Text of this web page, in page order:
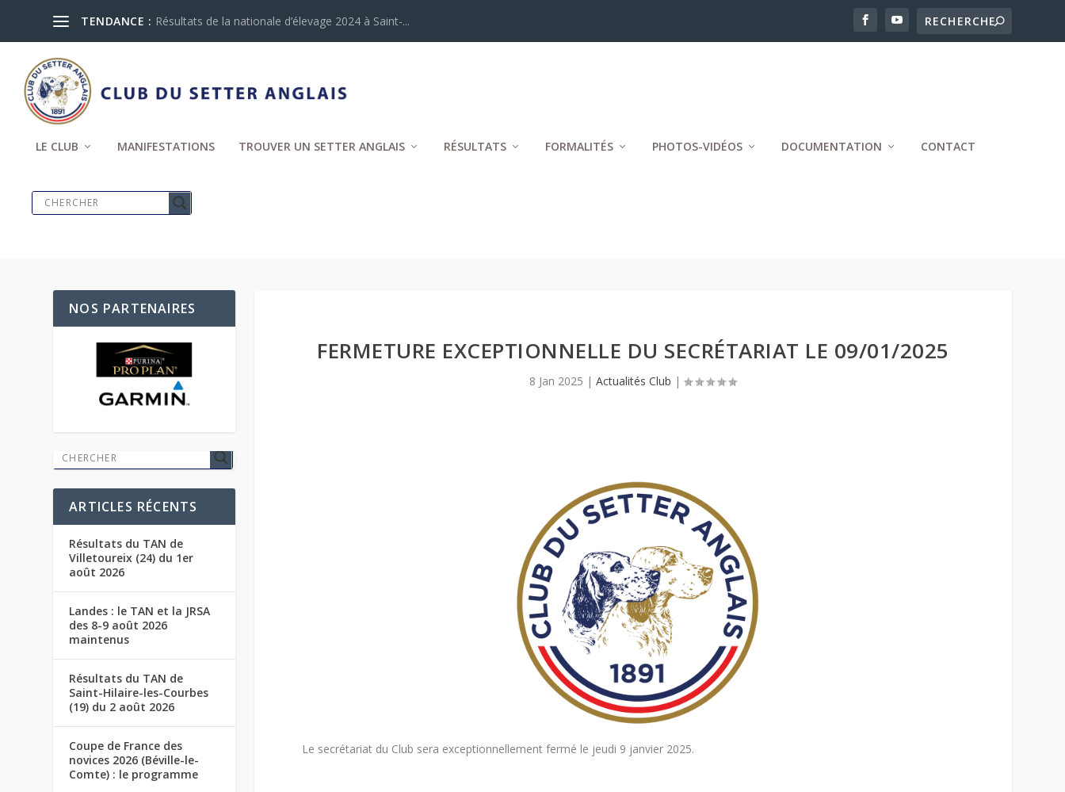
TENDANCE : Résultats de la nationale d’élevage 2024 à Saint-...
LE CLUB MANIFESTATIONS TROUVER UN SETTER ANGLAIS RÉSULTATS FORMALITÉS PHOTOS-VIDÉOS DOCUMENTATION CONTACT
FERMETURE EXCEPTIONNELLE DU SECRÉTARIAT LE 09/01/2025
8 Jan 2025 |Actualités Club |
Le secrétariat du Club sera exceptionnellement fermé le jeudi 9 janvier 2025.
NOS PARTENAIRES
ARTICLES RÉCENTS
Résultats du TAN de
Villetoureix (24) du 1er
août 2026
Landes : le TAN et la JRSA
des 8-9 août 2026
maintenus
Résultats du TAN de
Saint-Hilaire-les-Courbes
(19) du 2 août 2026
Coupe de France des
novices 2026 (Béville-le-
Comte) : le programme